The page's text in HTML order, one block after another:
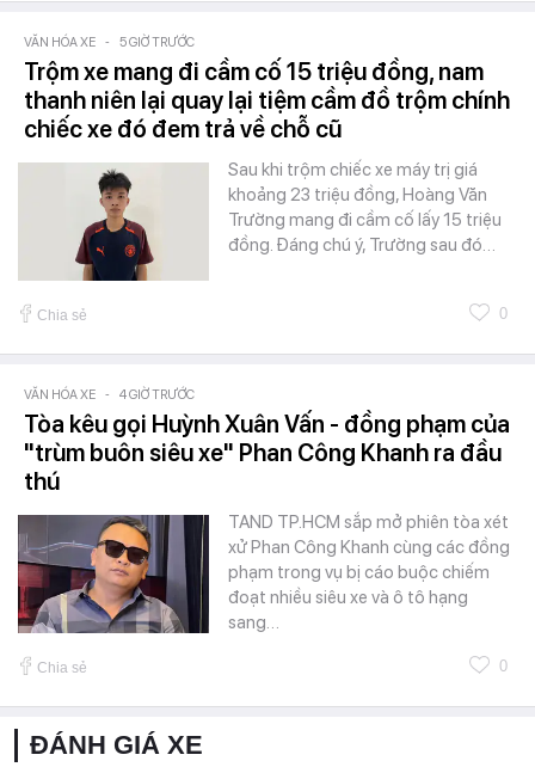
VĂN HÓA XE - 5 GIỜ TRƯỚC
Trộm xe mang đi cầm cố 15 triệu đồng, nam
thanh niên lại quay lại tiệm cầm đồ trộm chính
chiếc xe đó đem trả về chỗ cũ
Sau khi trộm chiếc xe máy trị giá
khoảng 23 triệu đồng, Hoàng Văn
Trường mang đi cầm cố lấy 15 triệu
đồng. Đáng chú ý, Trường sau đó…
Chia sẻ 0
VĂN HÓA XE - 4 GIỜ TRƯỚC
Tòa kêu gọi Huỳnh Xuân Vấn - đồng phạm của
"trùm buôn siêu xe" Phan Công Khanh ra đầu
thú
TAND TP.HCM sắp mở phiên tòa xét
xử Phan Công Khanh cùng các đồng
phạm trong vụ bị cáo buộc chiếm
đoạt nhiều siêu xe và ô tô hạng
sang…
Chia sẻ 0
ĐÁNH GIÁ XE